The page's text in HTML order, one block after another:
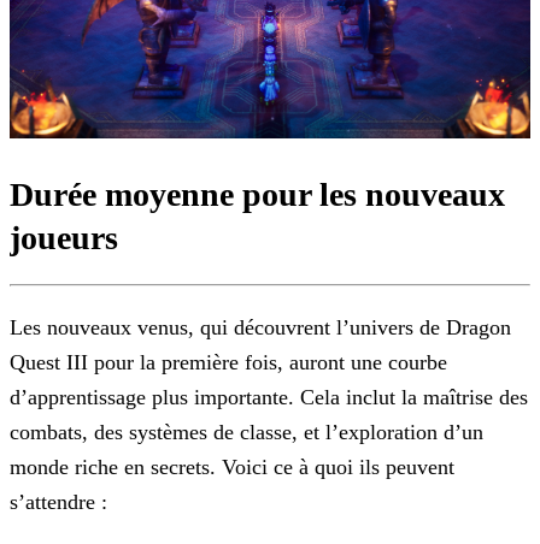
Durée moyenne pour les nouveaux
joueurs
Les nouveaux venus, qui découvrent l’univers de Dragon
Quest III pour la première fois, auront une courbe
d’apprentissage plus importante. Cela inclut la maîtrise des
combats, des systèmes de classe, et l’exploration d’un
monde riche en secrets. Voici ce à quoi ils peuvent
s’attendre :